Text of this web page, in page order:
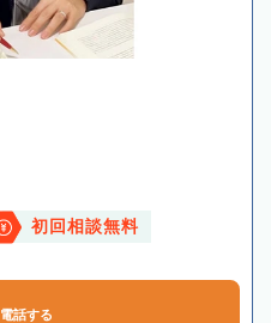
初回相談無料
電話する